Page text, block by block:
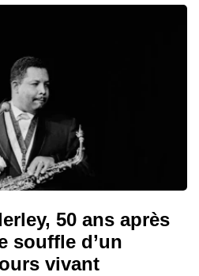
50 ans après
souffle d’un
vivant